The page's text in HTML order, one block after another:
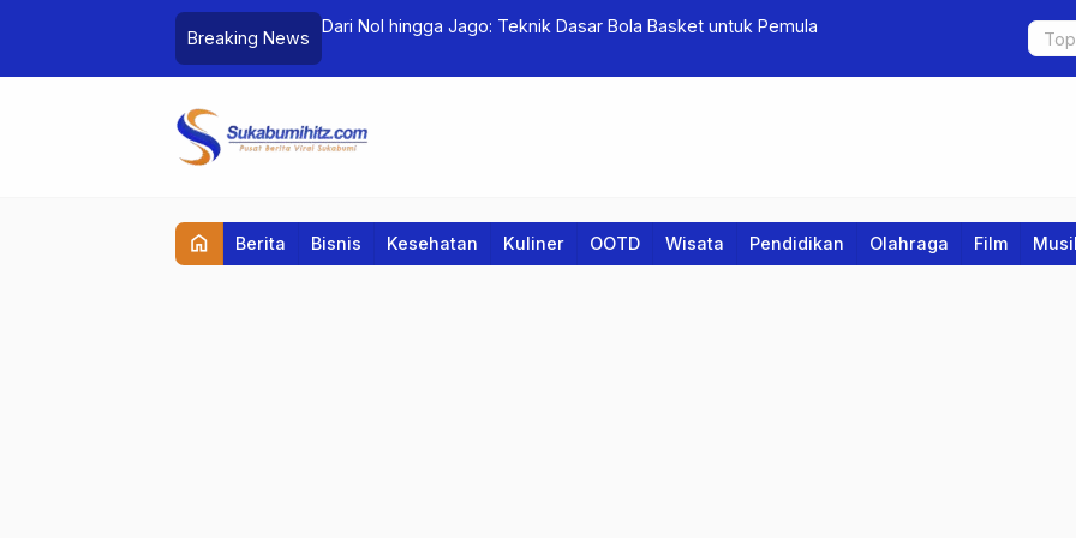
Breaking News
Dari Nol hingga Jago: Teknik Dasar Bola Basket untuk Pemula
Sekolah
Teknologi
home Berita Bisnis Kesehatan Kuliner OOTD Wisata Pendidikan Olahraga Film